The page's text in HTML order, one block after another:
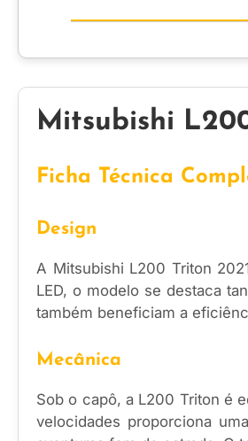
Mitsubishi
Ficha Técnica
Design
A Mitsubishi L200 Triton
LED, o modelo se destaca
também beneficiam a
Mecânica
Sob o capô, a L200 Triton é
velocidades proporciona